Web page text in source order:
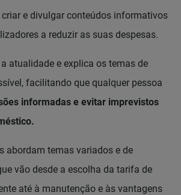
criar e divulgar conteúdos informativos
a reduzir as suas despesas.
atualidade e explica os temas de
facilitando que qualquer pessoa
informadas e evitar imprevistos
abordam temas variados e de
vão desde a escolha da tarifa de
até à manutenção e às vantagens